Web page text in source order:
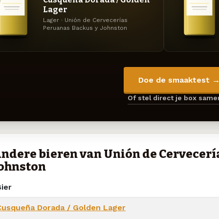
Lager
Lager · Unión de Cervecerías
Peruanas Backus y Johnston
Doe de smaaktest →
Of stel direct je box
bieren van Unión de
Dorada / Golden Lager